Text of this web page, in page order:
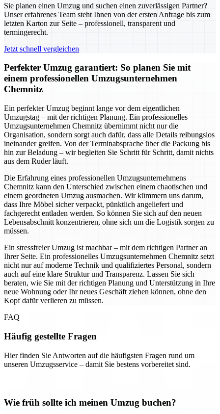
Sie planen einen Umzug und suchen einen zuverlässigen Partner?
Unser erfahrenes Team steht Ihnen von der ersten Anfrage bis zum
letzten Karton zur Seite – professionell, transparent und
termingerecht.
Jetzt schnell vergleichen
Perfekter Umzug garantiert: So planen Sie mit
einem professionellen Umzugsunternehmen
Chemnitz
Ein perfekter Umzug beginnt lange vor dem eigentlichen
Umzugstag – mit der richtigen Planung. Ein professionelles
Umzugsunternehmen Chemnitz übernimmt nicht nur die
Organisation, sondern sorgt auch dafür, dass alle Details reibungslos
ineinander greifen. Von der Terminabsprache über die Packung bis
hin zur Beladung – wir begleiten Sie Schritt für Schritt, damit nichts
aus dem Ruder läuft.
Die Erfahrung eines professionellen Umzugsunternehmens
Chemnitz kann den Unterschied zwischen einem chaotischen und
einem geordneten Umzug ausmachen. Wir kümmern uns darum,
dass Ihre Möbel sicher verpackt, pünktlich angeliefert und
fachgerecht entladen werden. So können Sie sich auf den neuen
Lebensabschnitt konzentrieren, ohne sich um die Logistik sorgen zu
müssen.
Ein stressfreier Umzug ist machbar – mit dem richtigen Partner an
Ihrer Seite. Ein professionelles Umzugsunternehmen Chemnitz setzt
nicht nur auf moderne Technik und qualifiziertes Personal, sondern
auch auf eine klare Struktur und Transparenz. Lassen Sie sich
beraten, wie Sie mit der richtigen Planung und Unterstützung in Ihre
neue Wohnung oder Ihr neues Geschäft ziehen können, ohne den
Kopf dafür verlieren zu müssen.
FAQ
Häufig gestellte Fragen
Hier finden Sie Antworten auf die häufigsten Fragen rund um
unseren Umzugsservice – damit Sie bestens vorbereitet sind.
Wie früh sollte ich meinen Umzug buchen?